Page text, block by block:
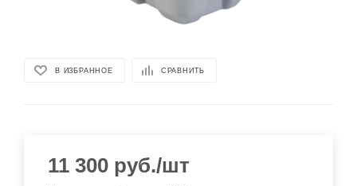
В ИЗБРАННОЕ СРАВНИТЬ
11 300 руб./шт